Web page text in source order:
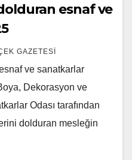
esnaf ve
GAZETESİ
ve sanatkarlar
Dekorasyon ve
Odası tarafından
dolduran mesleğin